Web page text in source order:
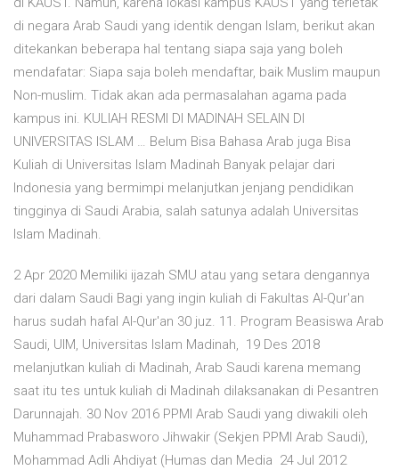
di negara Arab Saudi yang identik dengan Islam, berikut akan
ditekankan beberapa hal tentang siapa saja yang boleh
mendafatar: Siapa saja boleh mendaftar, baik Muslim maupun
Non-muslim. Tidak akan ada permasalahan agama pada
kampus ini. KULIAH RESMI DI MADINAH SELAIN DI
UNIVERSITAS ISLAM … Belum Bisa Bahasa Arab juga Bisa
Kuliah di Universitas Islam Madinah Banyak pelajar dari
Indonesia yang bermimpi melanjutkan jenjang pendidikan
tingginya di Saudi Arabia, salah satunya adalah Universitas
Islam Madinah.
2 Apr 2020 Memiliki ijazah SMU atau yang setara dengannya
dari dalam Saudi Bagi yang ingin kuliah di Fakultas Al-Qur'an
harus sudah hafal Al-Qur'an 30 juz. 11. Program Beasiswa Arab
Saudi, UIM, Universitas Islam Madinah, 19 Des 2018
melanjutkan kuliah di Madinah, Arab Saudi karena memang
saat itu tes untuk kuliah di Madinah dilaksanakan di Pesantren
Darunnajah. 30 Nov 2016 PPMI Arab Saudi yang diwakili oleh
Muhammad Prabasworo Jihwakir (Sekjen PPMI Arab Saudi),
Mohammad Adli Ahdiyat (Humas dan Media 24 Jul 2012